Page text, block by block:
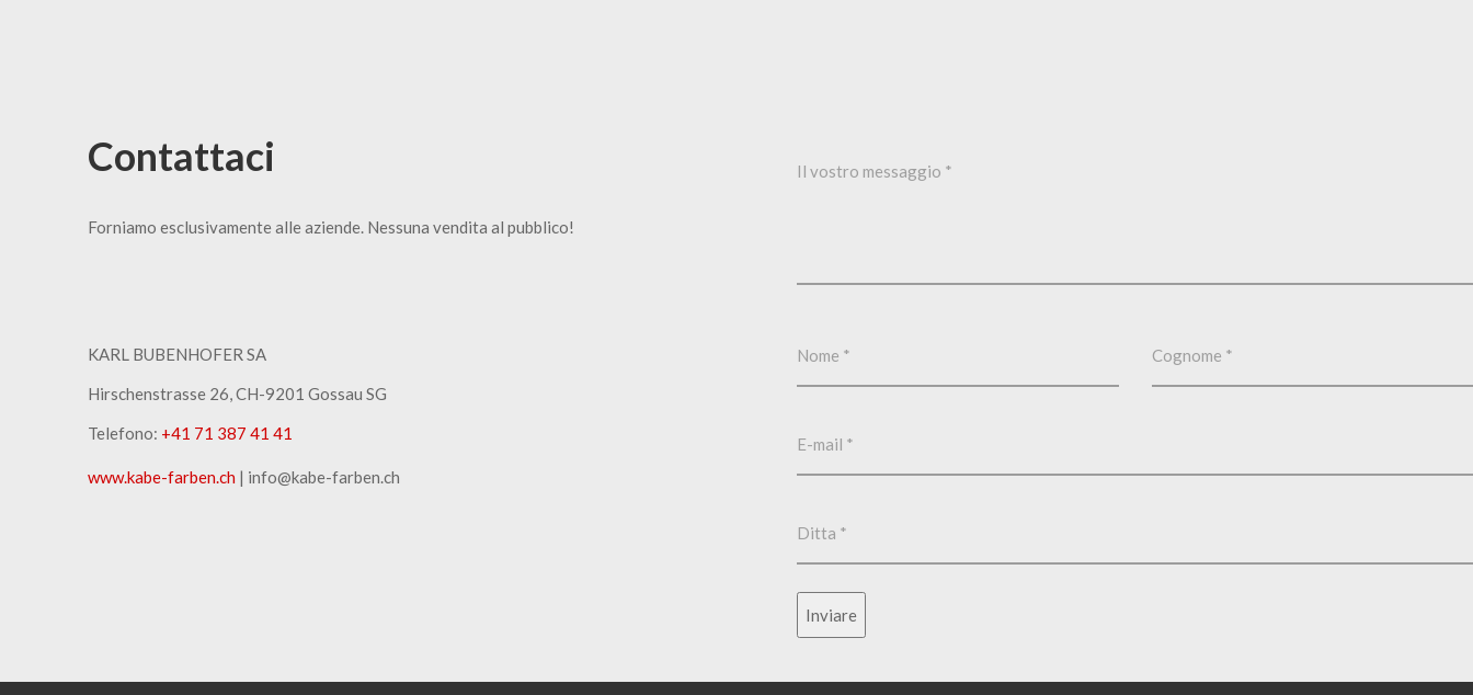
Contattaci
Forniamo esclusivamente alle aziende. Nessuna vendita al pubblico!
KARL BUBENHOFER SA
Hirschenstrasse 26, CH-9201 Gossau SG
Telefono: +41 71 387 41 41
www.kabe-farben.ch | info@kabe-farben.ch
Inviare